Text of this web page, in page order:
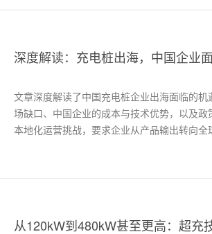
深度解读：充电桩出海，中国企业
文章深度解读了中国充电桩企业出海面临的
场缺口、中国企业的成本与技术优势，以及
本地化运营挑战，要求企业从产品输出转向全
从120kW到480kW甚至更高：超充